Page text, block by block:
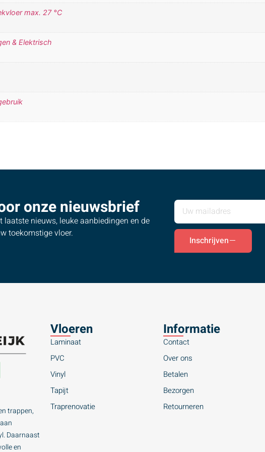
max. 27 °C
& Elektrisch
onze nieuwsbrief
laatste nieuws, leuke aanbiedingen en de
toekomstige vloer.
Inschrijven
trappen,
Daarnaast
en
Vloeren
Laminaat
PVC
Vinyl
Tapijt
Traprenovatie
Informatie
Contact
Over ons
Betalen
Bezorgen
Retourneren